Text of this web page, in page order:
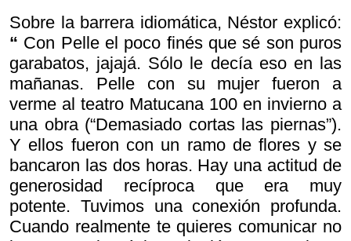
Sobre la barrera idiomática, Néstor explicó:
“ Con Pelle el poco finés que sé son puros
garabatos, jajajá. Sólo le decía eso en las
mañanas. Pelle con su mujer fueron a
verme al teatro Matucana 100 en invierno a
una obra (“Demasiado cortas las piernas”).
Y ellos fueron con un ramo de flores y se
bancaron las dos horas. Hay una actitud de
generosidad recíproca que era muy
potente. Tuvimos una conexión profunda.
Cuando realmente te quieres comunicar no